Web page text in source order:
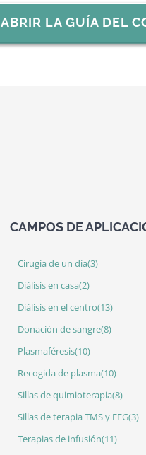
ABRIR LA GUÍA DEL
CAMPOS DE
Cirugía de un día(3)
Diálisis en casa(2)
Diálisis en el centro(13)
Donación de sangre(8)
Plasmaféresis(10)
Recogida de plasma(10)
Sillas de quimioterapia(8)
Sillas de terapia TMS y EEG(3)
Terapias de infusión(11)